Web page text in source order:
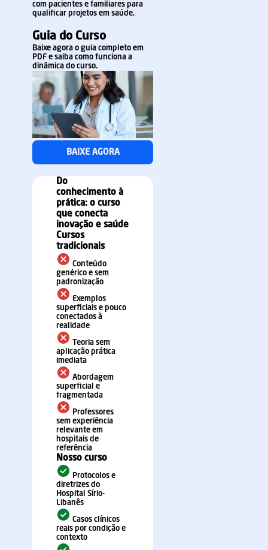
com pacientes e familiares para
qualificar projetos em saúde.
Guia do Curso
Baixe agora o guia completo em
PDF e saiba como funciona a
dinâmica do curso.
BAIXE AGORA
Do
conhecimento à
prática: o curso
que conecta
inovação e saúde
Cursos
tradicionais
Conteúdo
genérico e sem
padronização
Exemplos
superficiais e pouco
conectados à
realidade
Teoria sem
aplicação prática
imediata
Abordagem
superficial e
fragmentada
Professores
sem experiência
relevante em
hospitais de
referência
Nosso curso
Protocolos e
diretrizes do
Hospital Sírio-
Libanês
Casos clínicos
reais por condição e
contexto